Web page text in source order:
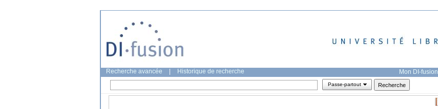
Recherche avancée Historique de recherche Mon DI-fusion
Passe-partout